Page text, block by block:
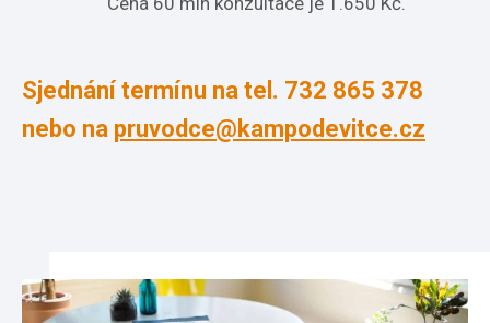
Sjednání termínu na tel. 732 865 378
nebo na pruvodce@kampodevitce.cz